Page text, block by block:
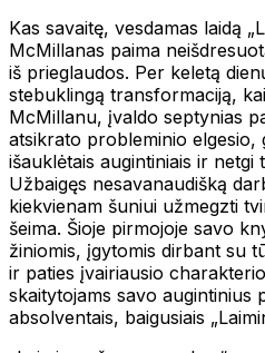
Kas savaitę, vesdamas laidą
McMillanas paima
iš prieglaudos. Per keletą
stebuklingą transformaciją,
McMillanu, įvaldo septynias
atsikrato probleminio elgesio,
išauklėtais augintiniais ir netgi
Užbaigęs nesavanaudišką
kiekvienam šuniui užmegzti
šeima. Šioje pirmojoje savo
žiniomis, įgytomis dirbant su
ir paties įvairiausio
skaitytojams savo augintinius
absolventais, baigusiais